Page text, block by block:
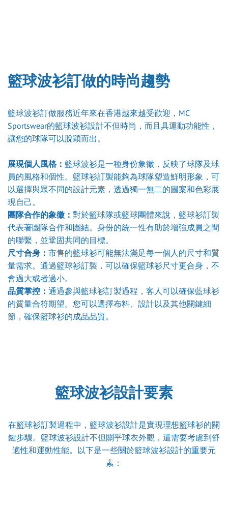
籃球波衫訂做的時尚趨勢
籃球波衫訂做服務近年來在香港越來越受歡迎，MC
Sportswear的籃球波衫設計不但時尚，而且具運動功能性，
讓您的球隊可以脫穎而出。
展現個人風格： 籃球波衫是一種身份象徵，反映了球隊及球
員的風格和個性。籃球衫訂製能夠為球隊塑造鮮明形象，可
以選擇與眾不同的設計元素，透過獨一無二的圖案和色彩展
現自己。
團隊合作的象徵： 對於籃球隊或籃球團體來說，籃球衫訂製
代表著團隊合作和團結。身份的統一性有助於增強成員之間
的聯繫，並鞏固共同的目標。
尺寸合身： 市售的籃球衫可能無法滿足每一個人的尺寸和質
量需求。通過籃球衫訂製，可以確保籃球衫尺寸更合身，不
會過大或者過小。
品質掌控： 通過參與籃球衫訂製過程，客人可以確保藍球衫
的質量合符期望。您可以選擇布料、設計以及其他關鍵細
節，確保籃球衫的成品品質。
籃球波衫設計要素
在籃球衫訂製過程中，籃球波衫設計是實現理想籃球衫的關
鍵步驟。籃球波衫設計不但關乎球衣外觀，還需要考慮到舒
適性和運動性能。以下是一些關於籃球波衫設計的重要元
素：